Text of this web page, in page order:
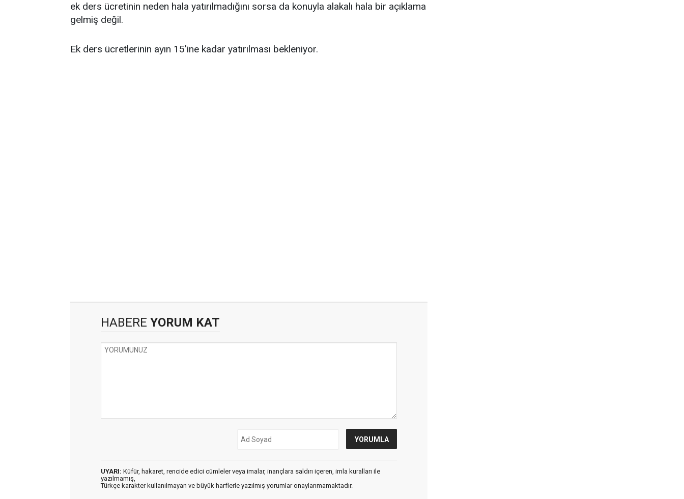
ek ders ücretinin neden hala yatırılmadığını sorsa da konuyla alakalı hala bir açıklama
gelmiş değil.
Ek ders ücretlerinin ayın 15'ine kadar yatırılması bekleniyor.
HABERE YORUM KAT
UYARI: Küfür, hakaret, rencide edici cümleler veya imalar, inançlara saldırı içeren, imla kuralları ile
yazılmamış,
Türkçe karakter kullanılmayan ve büyük harflerle yazılmış yorumlar onaylanmamaktadır.